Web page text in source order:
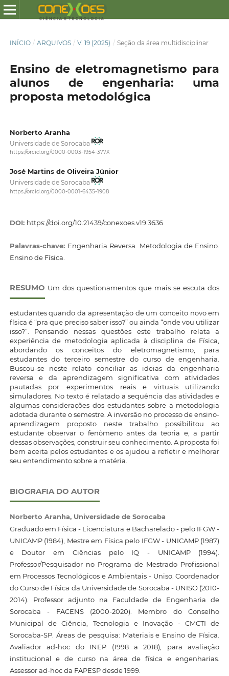
INÍCIO / ARQUIVOS / V. 19 (2025) / Seção da área multidisciplinar
Ensino de eletromagnetismo para
alunos de engenharia: uma
proposta metodológica
Norberto Aranha
Universidade de Sorocaba
https://orcid.org/0000-0003-1954-377X
José Martins de Oliveira Júnior
Universidade de Sorocaba
https://orcid.org/0000-0001-6435-1908
DOI: https://doi.org/10.21439/conexoes.v19.3636
Palavras-chave: Engenharia Reversa. Metodologia de Ensino.
Ensino de Física.
RESUMO Um dos questionamentos que mais se escuta dos
estudantes quando da apresentação de um conceito novo em
física é “pra que preciso saber isso?” ou ainda “onde vou utilizar
isso?”. Pensando nessas questões este trabalho relata a
experiência de metodologia aplicada à disciplina de Física,
abordando os conceitos do eletromagnetismo, para
estudantes do terceiro semestre do curso de engenharia.
Buscou-se neste relato conciliar as ideias da engenharia
reversa e da aprendizagem significativa com atividades
pautadas por experimentos reais e virtuais utilizando
simuladores. No texto é relatado a sequência das atividades e
algumas considerações dos estudantes sobre a metodologia
adotada durante o semestre. A inversão no processo de ensino-
aprendizagem proposto neste trabalho possibilitou ao
estudante observar o fenômeno antes da teoria e, a partir
dessas observações, construir seu conhecimento. A proposta foi
bem aceita pelos estudantes e os ajudou a refletir e melhorar
seu entendimento sobre a matéria.
BIOGRAFIA DO AUTOR
Norberto Aranha, Universidade de Sorocaba
Graduado em Física - Licenciatura e Bacharelado - pelo IFGW -
UNICAMP (1984), Mestre em Física pelo IFGW - UNICAMP (1987)
e Doutor em Ciências pelo IQ - UNICAMP (1994).
Professor/Pesquisador no Programa de Mestrado Profissional
em Processos Tecnológicos e Ambientais - Uniso. Coordenador
do Curso de Física da Universidade de Sorocaba - UNISO (2010-
2014). Professor adjunto na Faculdade de Engenharia de
Sorocaba - FACENS (2000-2020). Membro do Conselho
Municipal de Ciência, Tecnologia e Inovação - CMCTI de
Sorocaba-SP. Áreas de pesquisa: Materiais e Ensino de Física.
Avaliador ad-hoc do INEP (1998 a 2018), para avaliação
institucional e de curso na área de física e engenharias.
Assessor ad-hoc da FAPESP desde 1999.